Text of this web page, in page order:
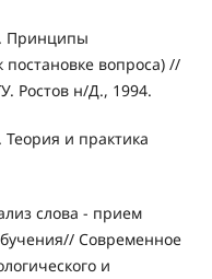
Принципы
вопроса) //
Ростов н/Д., 1994.
и практика
слова - прием
Современное
и